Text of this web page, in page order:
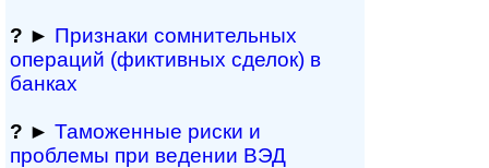
? ► Признаки сомнитель­ных
операций (фиктивных сделок) в
банках
? ► Таможенные риски и
проблемы при ведении ВЭД